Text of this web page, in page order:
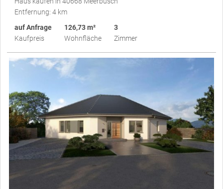
Entfernung: 4 km
auf Anfrage
Kaufpreis
126,73 m²
Wohnfläche
3
Zimmer